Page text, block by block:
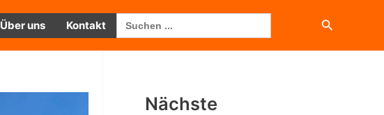
Über uns Kontakt
Search
for: Suchen
Nächste